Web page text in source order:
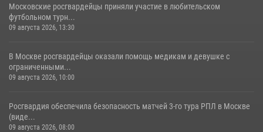
Московские росгвардейцы приняли участие в любительском
футбольном турн...
09 августа 2026, 13:30
В Москве росгвардейцы оказали помощь медикам и девушке с
ограниченными...
09 августа 2026, 10:00
Росгвардия обеспечила безопасность матчей 3-го тура РПЛ в Москве
(виде...
09 августа 2026, 08:00